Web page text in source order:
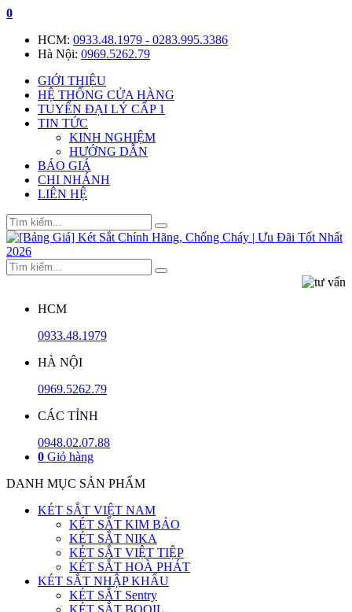
0
HCM: 0933.48.1979 - 0283.995.3386
Hà Nội: 0969.5262.79
GIỚI THIỆU
HỆ THỐNG CỬA HÀNG
TUYỂN ĐẠI LÝ CẤP 1
TIN TỨC
KINH NGHIỆM
HƯỚNG DẪN
BÁO GIÁ
CHI NHÁNH
LIÊN HỆ
HCM
0933.48.1979
HÀ NỘI
0969.5262.79
CÁC TỈNH
0948.02.07.88
0 Giỏ hàng
DANH MỤC SẢN PHẨM
KÉT SẮT VIỆT NAM
KÉT SẮT KIM BẢO
KÉT SẮT NIKA
KÉT SẮT VIỆT TIỆP
KÉT SẮT HOÀ PHÁT
KÉT SẮT NHẬP KHẨU
KÉT SẮT Sentry
KÉT SẮT BOOIL